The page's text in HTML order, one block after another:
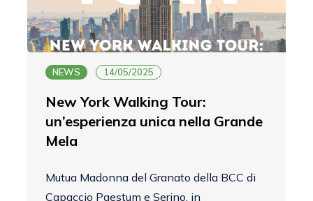
NEWS 14/05/2025
New York Walking Tour:
un’esperienza unica nella Grande
Mela
Mutua Madonna del Granato della BCC di
Capaccio Paestum e Serino, in